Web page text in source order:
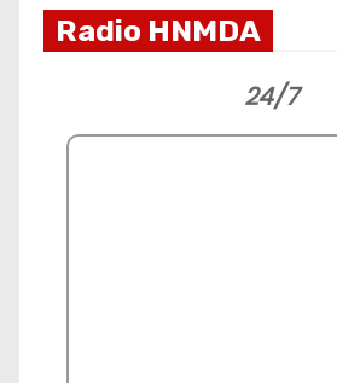
Radio HNMDA
24/7